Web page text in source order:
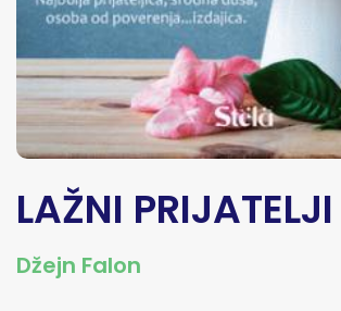
LAŽNI PRIJATELJI
Džejn Falon